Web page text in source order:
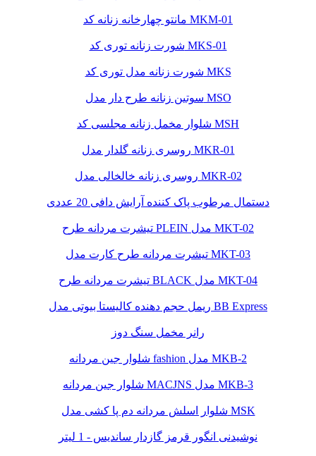
مانتو چهارخانه زنانه کد MKM-01
شورت زنانه توری کد MKS-01
شورت زنانه مدل توری کد MKS
سوتین زنانه طرح دار مدل MSO
شلوار مخمل زنانه مجلسی کد MSH
روسری زنانه گلدار مدل MKR-01
روسری زنانه خالخالی مدل MKR-02
دستمال مرطوب پاک کننده آرایش دافی 20 عددی
تیشرت مردانه طرح PLEIN مدل MKT-02
تیشرت مردانه طرح کارت مدل MKT-03
تیشرت مردانه طرح BLACK مدل MKT-04
ریمل حجم دهنده کالیستا بیوتی مدل BB Express
رانر مخمل سنگ دوز
شلوار جین مردانه fashion مدل MKB-2
شلوار جین مردانه MACJNS مدل MKB-3
شلوار اسلش مردانه دم پا کشی مدل MSK
نوشیدنی انگور قرمز گازدار ساندیس - 1 لیتر